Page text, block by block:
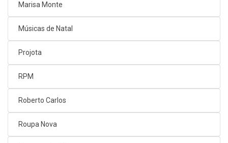
Marisa Monte
Músicas de Natal
Projota
RPM
Roberto Carlos
Roupa Nova